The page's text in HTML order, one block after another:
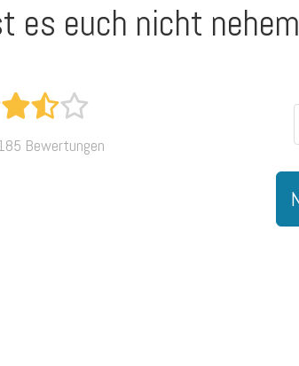
es euch nicht
Bewertungen